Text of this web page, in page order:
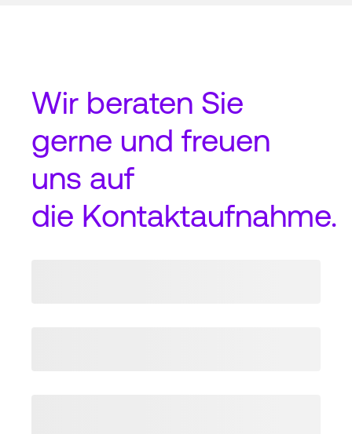
Wir beraten Sie
gerne und freuen
uns auf
die Kontaktaufnahme.